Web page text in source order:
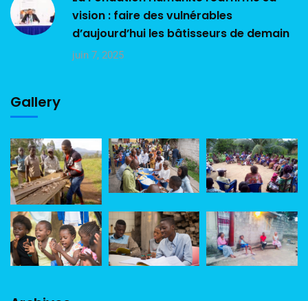
vision : faire des vulnérables
d’aujourd’hui les bâtisseurs de demain
juin 7, 2025
Gallery